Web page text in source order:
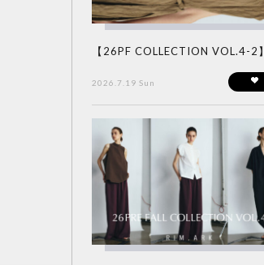
【26PF COLLECTION VOL.4-2】
2026.7.19 Sun